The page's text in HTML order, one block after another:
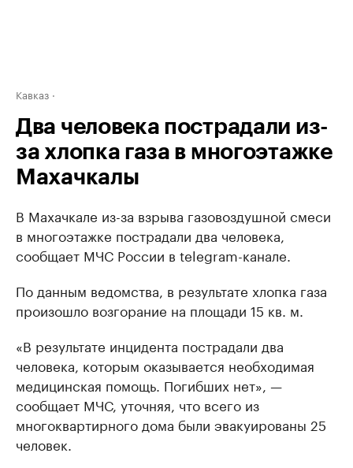
Кавказ
Два человека пострадали из-
за хлопка газа в многоэтажке
Махачкалы
В Махачкале из-за взрыва газовоздушной смеси
в многоэтажке пострадали два человека,
сообщает МЧС России в telegram-канале.
По данным ведомства, в результате хлопка газа
произошло возгорание на площади 15 кв. м.
«В результате инцидента пострадали два
человека, которым оказывается необходимая
медицинская помощь. Погибших нет», —
сообщает МЧС, уточняя, что всего из
многоквартирного дома были эвакуированы 25
человек.